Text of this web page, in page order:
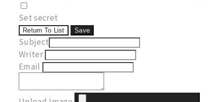
Set secret
Return To List Save
Subject
Writer
Email